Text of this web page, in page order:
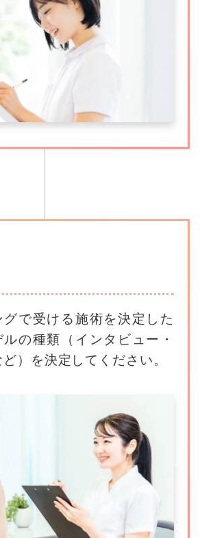
グで受ける施術を決定した
の種類（インタビュー・
）を決定してください。